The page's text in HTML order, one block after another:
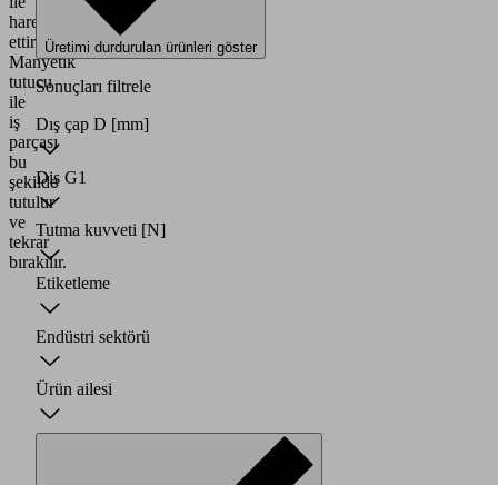
hareket
ettirilir.
Manyetik
tutucu
ile
iş
parçası
bu
şekilde
tutulur
ve
tekrar
bırakılır.
Üretimi durdurulan ürünleri göster
Sonuçları filtrele
Dış çap D [mm]
Diş G1
Tutma kuvveti [N]
Etiketleme
Endüstri sektörü
Ürün ailesi